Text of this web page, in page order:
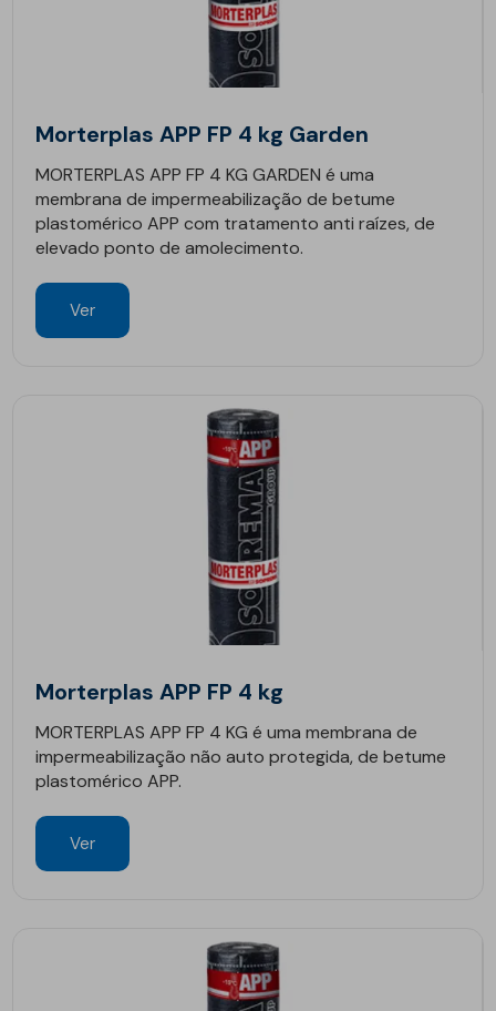
Morterplas APP FP 4 kg Garden
MORTERPLAS APP FP 4 KG GARDEN é uma
membrana de impermeabilização de betume
plastomérico APP com tratamento anti raízes, de
elevado ponto de amolecimento.
Ver
Morterplas APP FP 4 kg
MORTERPLAS APP FP 4 KG é uma membrana de
impermeabilização não auto protegida, de betume
plastomérico APP.
Ver